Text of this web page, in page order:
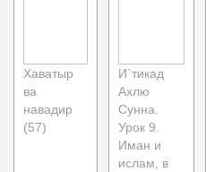
Хаватыр
ва
навадир
(57)
И`тикад
Ахлю
Сунна.
Урок 9.
Иман и
ислам, в